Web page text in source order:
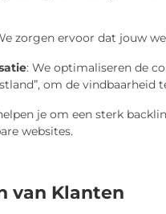
zorgen ervoor dat jouw
: We optimaliseren de
om de vindbaarheid
je om een sterk
websites.
van Klanten